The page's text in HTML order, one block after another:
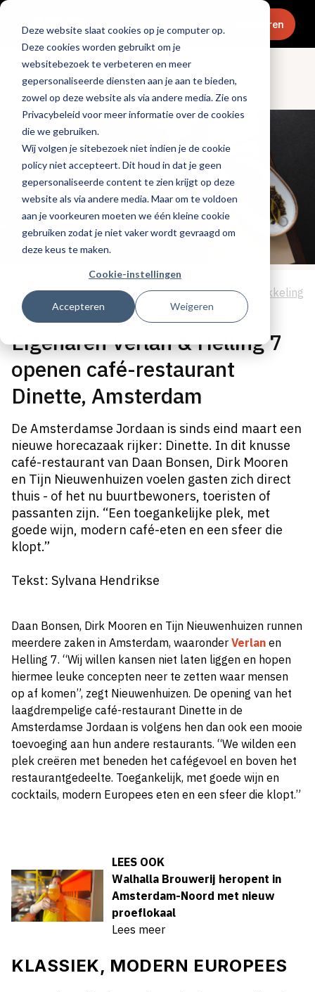
Deze website slaat cookies op je computer op.
Deze cookies worden gebruikt om je
websitebezoek te verbeteren en meer
gepersonaliseerde diensten aan je aan te bieden,
zowel op deze website als via andere media. Zie ons
Privacybeleid voor meer informatie over de cookies
die we gebruiken.
Wij volgen je sitebezoek niet indien je de cookie
policy niet accepteert. Dit houd in dat je geen
gepersonaliseerde content te zien krijgt op deze
website als via andere media. Maar om te voldoen
aan je voorkeuren moeten we één kleine cookie
gebruiken zodat je niet vaker wordt gevraagd om
deze keus te maken.
Cookie-instellingen
Accepteren Weigeren
Menu Abonneren
Openingen & design
Tags:nieuwe-zaken,interieurdesign,menu-ontwikkeling
Gepubliceerd op: 21 juli 2025
Eigenaren Verlan & Helling 7
openen café-restaurant
Dinette, Amsterdam
De Amsterdamse Jordaan is sinds eind maart een
nieuwe horecazaak rijker: Dinette. In dit knusse
café-restaurant van Daan Bonsen, Dirk Mooren
en Tijn Nieuwenhuizen voelen gasten zich direct
thuis - of het nu buurtbewoners, toeristen of
passanten zijn. “Een toegankelijke plek, met
goede wijn, modern café-eten en een sfeer die
klopt.”
Tekst: Sylvana Hendrikse
Daan Bonsen, Dirk Mooren en Tijn Nieuwenhuizen runnen
meerdere zaken in Amsterdam, waaronder Verlan en
Helling 7. “Wij willen kansen niet laten liggen en hopen
hiermee leuke concepten neer te zetten waar mensen
op af komen”, zegt Nieuwenhuizen. De opening van het
laagdrempelige café-restaurant Dinette in de
Amsterdamse Jordaan is volgens hen dan ook een mooie
toevoeging aan hun andere restaurants. “We wilden een
plek creëren met beneden het cafégevoel en boven het
restaurantgedeelte. Toegankelijk, met goede wijn en
cocktails, modern Europees eten en een sfeer die klopt.”
LEES OOK
Walhalla Brouwerij heropent in
Amsterdam-Noord met nieuw
proeflokaal
Lees meer
KLASSIEK, MODERN EUROPEES